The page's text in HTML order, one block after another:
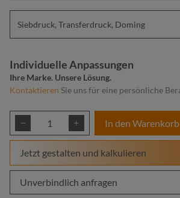
Siebdruck, Transferdruck, Doming
Individuelle Anpassungen
Ihre Marke. Unsere Lösung.
Kontaktieren Sie uns für eine persönliche
Produkt Anzahl: Gib den
In den
Jetzt gestalten und kalkulieren
Unverbindlich anfragen